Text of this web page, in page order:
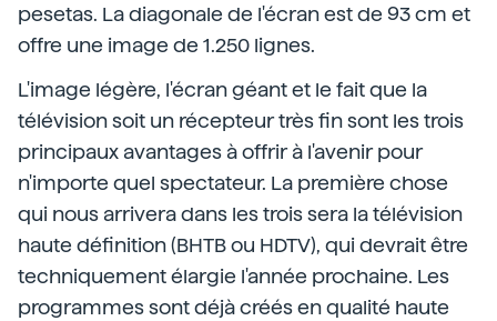
pesetas. La diagonale de l'écran est de 93 cm et
offre une image de 1.250 lignes.
L'image légère, l'écran géant et le fait que la
télévision soit un récepteur très fin sont les trois
principaux avantages à offrir à l'avenir pour
n'importe quel spectateur. La première chose
qui nous arrivera dans les trois sera la télévision
haute définition (BHTB ou HDTV), qui devrait être
techniquement élargie l'année prochaine. Les
programmes sont déjà créés en qualité haute